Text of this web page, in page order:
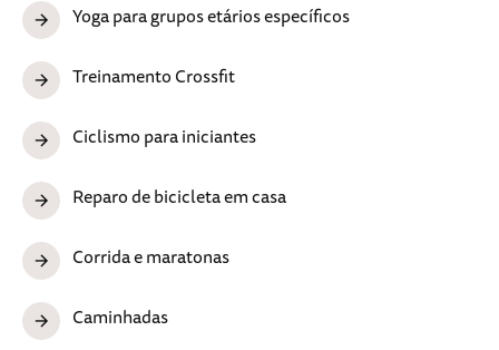
Yoga para grupos etários específicos
Treinamento Crossfit
Ciclismo para iniciantes
Reparo de bicicleta em casa
Corrida e maratonas
Caminhadas